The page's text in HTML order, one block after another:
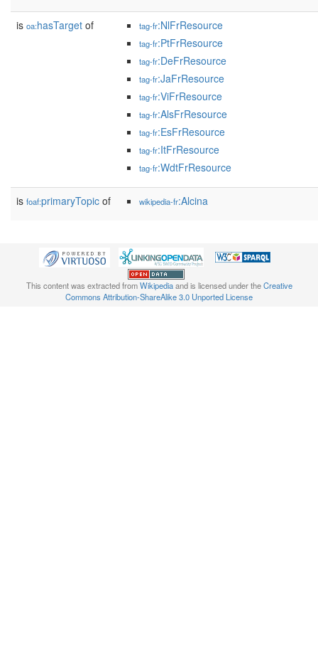
is oa:hasTarget of tag-fr:NlFrResource
tag-fr:PtFrResource
tag-fr:DeFrResource
tag-fr:JaFrResource
tag-fr:ViFrResource
tag-fr:AlsFrResource
tag-fr:EsFrResource
tag-fr:ItFrResource
tag-fr:WdtFrResource
is foaf:primaryTopic of wikipedia-fr:Alcina
This content was extracted fromWikipediaand is licensed under theCreative
Commons Attribution-ShareAlike 3.0 Unported License